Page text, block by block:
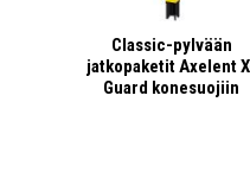
Classic-pylvään
jatkopaketit Axelent
Guard konesuojiin